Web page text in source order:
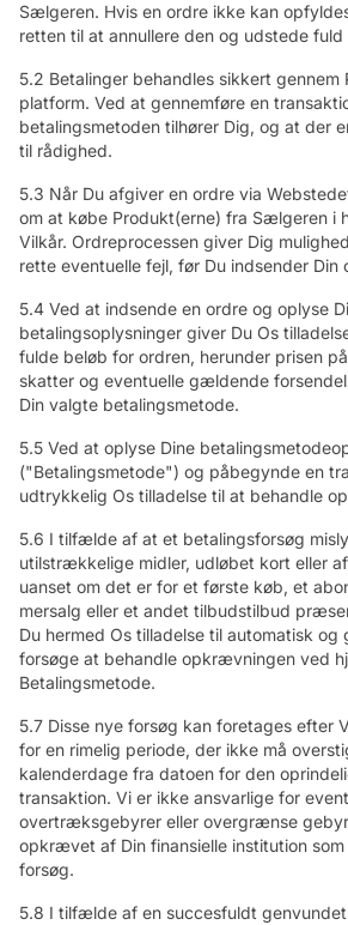
Sælgeren. Hvis en ordre ikke kan
retten til at annullere den og udstede fuld
5.2 Betalinger behandles sikkert gennem
platform. Ved at gennemføre en
betalingsmetoden tilhører Dig, og at der
til rådighed.
5.3 Når Du afgiver en ordre via
om at købe Produkt(erne) fra Sælgeren i
Vilkår. Ordreprocessen giver Dig
rette eventuelle fejl, før Du indsender Din
5.4 Ved at indsende en ordre og oplyse
betalingsoplysninger giver Du Os
fulde beløb for ordren, herunder prisen
skatter og eventuelle gældende
Din valgte betalingsmetode.
5.5 Ved at oplyse Dine
("Betalingsmetode") og påbegynde en
udtrykkelig Os tilladelse til at behandle
5.6 I tilfælde af at et betalingsforsøg
utilstrækkelige midler, udløbet kort eller
uanset om det er for et første køb, et
mersalg eller et andet tilbudstilbud
Du hermed Os tilladelse til automatisk og
forsøge at behandle opkrævningen ved
Betalingsmetode.
5.7 Disse nye forsøg kan foretages efter
for en rimelig periode, der ikke må
kalenderdage fra datoen for den
transaktion. Vi er ikke ansvarlige for
overtræksgebyrer eller overgrænse
opkrævet af Din finansielle institution
forsøg.
5.8 I tilfælde af en succesfuldt